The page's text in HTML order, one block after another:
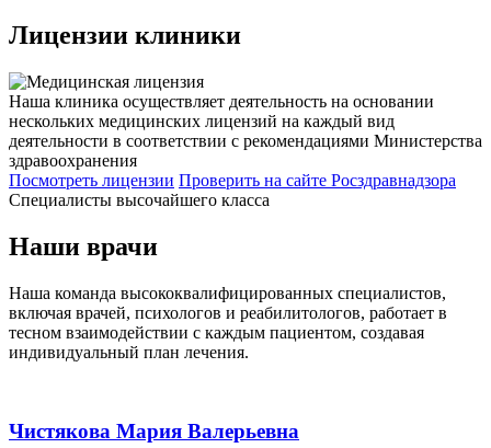
Лицензии клиники
Наша клиника осуществляет деятельность на основании
нескольких медицинских лицензий на каждый вид
деятельности в соответствии с рекомендациями Министерства
здравоохранения
Посмотреть лицензии Проверить на сайте Росздравнадзора
Специалисты высочайшего класса
Наши врачи
Наша команда высококвалифицированных специалистов,
включая врачей, психологов и реабилитологов, работает в
тесном взаимодействии с каждым пациентом, создавая
индивидуальный план лечения.
Чистякова Мария Валерьевна